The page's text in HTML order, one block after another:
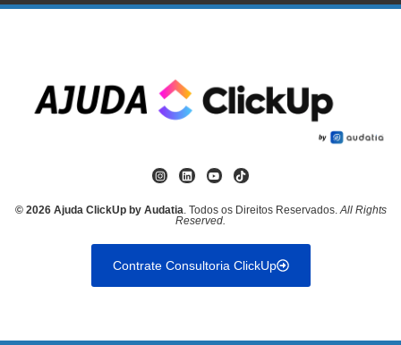
© 2026 Ajuda ClickUp by Audatia . Todos os Direitos Reservados. All Rights
Reserved.
Contrate Consultoria ClickUp